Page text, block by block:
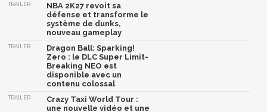
TRAILER
NBA 2K27 revoit sa
défense et transforme le
système de dunks,
nouveau gameplay
TRAILER
Dragon Ball: Sparking!
Zero : le DLC Super Limit-
Breaking NEO est
disponible avec un
contenu colossal
TRAILER
Crazy Taxi World Tour :
une nouvelle vidéo et une